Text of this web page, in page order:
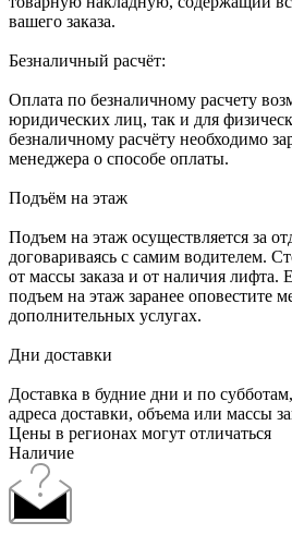
вашего заказа.
Безналичный расчёт:
Оплата по безналичному расчету
юридических лиц, так и для
безналичному расчёту необходимо
менеджера о способе оплаты.
Подъём на этаж
Подъем на этаж осуществляется за
договариваясь с самим водителем.
от массы заказа и от наличия лифта.
подъем на этаж заранее оповестите
дополнительных услугах.
Дни доставки
Доставка в будние дни и по
адреса доставки, объема или массы
Цены в регионах могут отличаться
Наличие